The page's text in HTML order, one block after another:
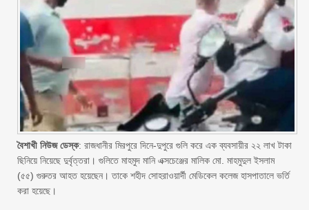
বৈশাখী নিউজ ডেস্ক: রাজধানীর মিরপুরে দিনে-দুপুরে গুলি করে এক ব্যবসায়ীর ২২ লাখ টাকা
ছিনিয়ে নিয়েছে দুর্বৃত্তরা। গুলিতে মাহমুদ মানি এক্সচেঞ্জের মালিক মো. মাহমুদুল ইসলাম
(৫৫) গুরুতর আহত হয়েছেন। তাকে শহীদ সোহরাওয়ার্দী মেডিকেল কলেজ হাসপাতালে ভর্তি
করা হয়েছে।